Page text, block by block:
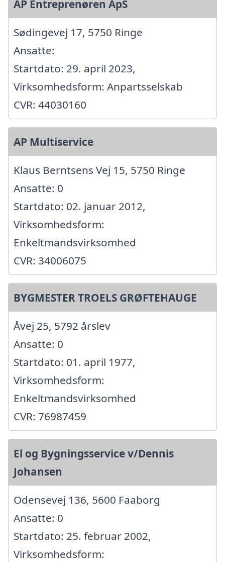
AP Entreprenøren ApS
Sødingevej 17, 5750 Ringe
Ansatte:
Startdato: 29. april 2023,
Virksomhedsform: Anpartsselskab
CVR: 44030160
AP Multiservice
Klaus Berntsens Vej 15, 5750 Ringe
Ansatte: 0
Startdato: 02. januar 2012,
Virksomhedsform:
Enkeltmandsvirksomhed
CVR: 34006075
BYGMESTER TROELS GRØFTEHAUGE
Åvej 25, 5792 årslev
Ansatte: 0
Startdato: 01. april 1977,
Virksomhedsform:
Enkeltmandsvirksomhed
CVR: 76987459
El og Bygningsservice v/Dennis
Johansen
Odensevej 136, 5600 Faaborg
Ansatte: 0
Startdato: 25. februar 2002,
Virksomhedsform: